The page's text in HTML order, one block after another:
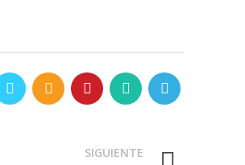
SIGUIENTE